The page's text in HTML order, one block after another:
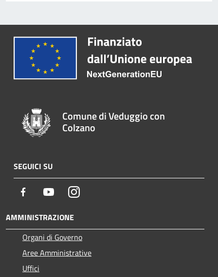
Comune di Veduggio con
Colzano
SEGUICI SU
Facebook YoutubeInstagram
AMMINISTRAZIONE
Organi di Governo
Aree Amministrative
Uffici